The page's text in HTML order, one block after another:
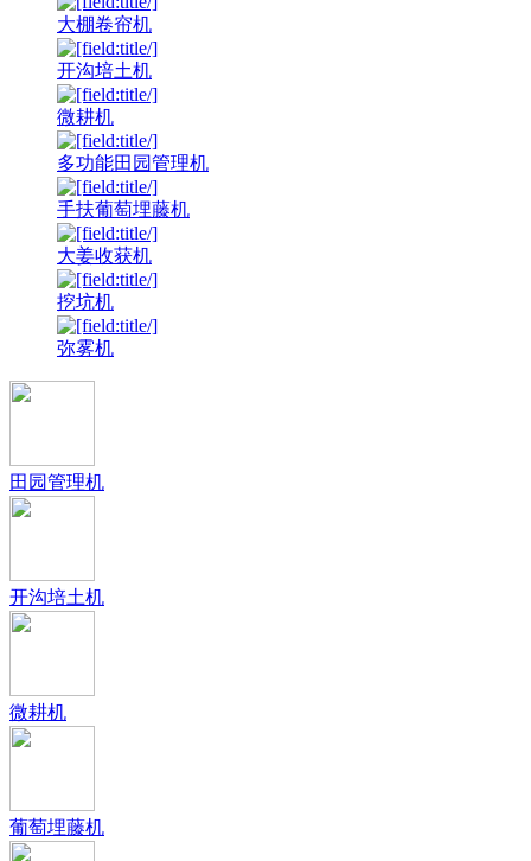
大棚卷帘机
开沟培土机
微耕机
多功能田园管理机
手扶葡萄埋藤机
大姜收获机
挖坑机
弥雾机
田园管理机
开沟培土机
微耕机
葡萄埋藤机